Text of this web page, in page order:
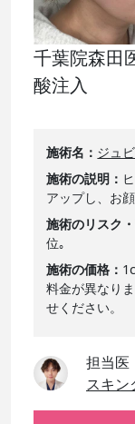
千葉院森田
酸注入
施術名
ジュ
施術の説明
アップし、お
施術のリスク
位｡
施術の価格
料金が異なり
せください。
担当医
スキン